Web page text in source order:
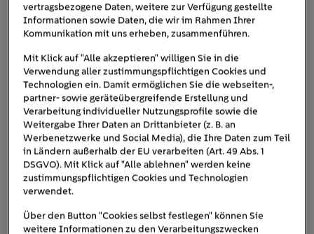
Smart Meter erfassen und übermitteln den Stromverbrauch im
15-Minuten-Takt und helfen dabei, Stromkosten zu sparen.
Im Unterschied zu herkömmlichen Zählern oder
„modernen“ Messeinrichtungen, die nur den
Gesamtverbrauch anzeigen, könnenintelligente Zähler
den Stromverbrauchalle 15 Minuten erfassenund
sicher übermitteln. Damit liefern sie die Basis für ein
gezieltes Energiemanagement – etwa in Verbindung mit
intelligenten Stromtarifen oder automatisierten
vertragsbezogene Daten, weitere zur Verfügung gestellte
Informationen sowie Daten, die wir im Rahmen Ihrer
Kommunikation mit uns erheben, zusammenführen.
Mit Klick auf "Alle akzeptieren" willigen Sie in die
Verwendung aller zustimmungspflichtigen Cookies und
Technologien ein. Damit ermöglichen Sie die webseiten-,
partner- sowie geräteübergreifende Erstellung und
Verarbeitung individueller Nutzungsprofile sowie die
Weitergabe Ihrer Daten an Drittanbieter (z. B. an
Werbenetzwerke und Social Media), die Ihre Daten zum Teil
in Ländern außerhalb der EU verarbeiten (Art. 49 Abs. 1
DSGVO). Mit Klick auf "Alle ablehnen" werden keine
zustimmungspflichtigen Cookies und Technologien
verwendet.
Über den Button "Cookies selbst festlegen" können Sie
weitere Informationen zu den Verarbeitungszwecken